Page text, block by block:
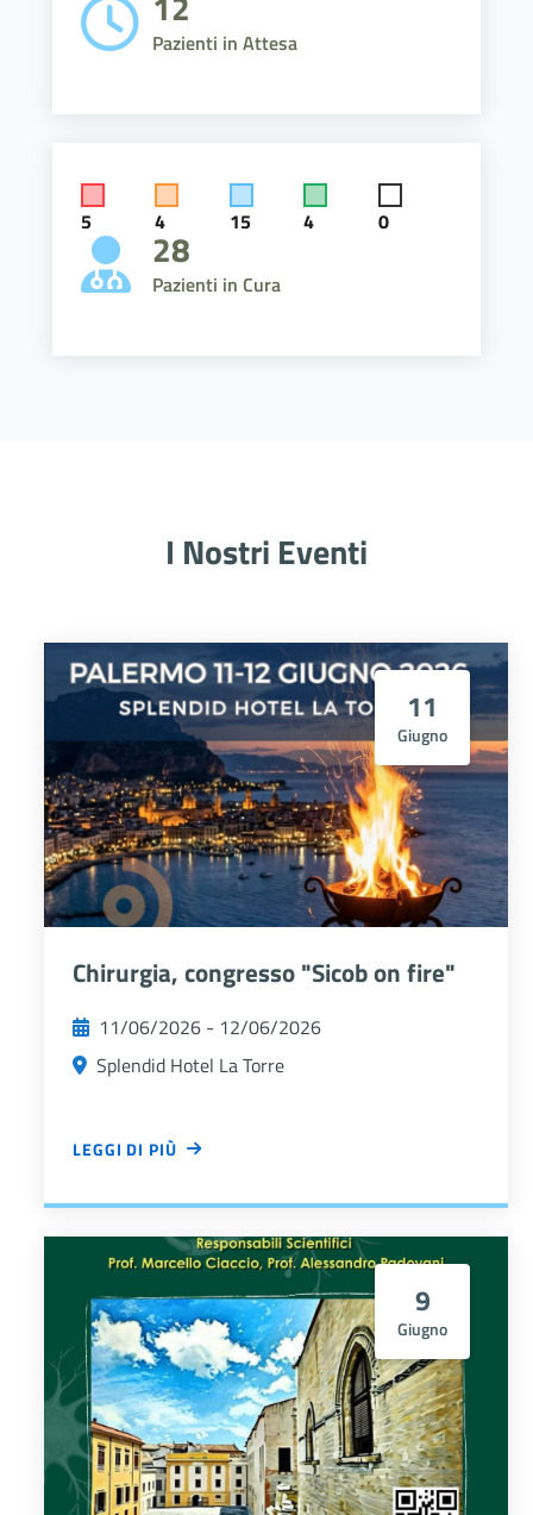
Pazienti in Attesa
5 4 15 4 0
28
Pazienti in Cura
I Nostri Eventi
11
Giugno
Chirurgia, congresso "Sicob on fire"
11/06/2026 - 12/06/2026
Splendid Hotel La Torre
Allegato
LEGGI DI PIÙ
CHIRURGIA, CONGRESSO "SICOB ON FIRE"
9
Giugno